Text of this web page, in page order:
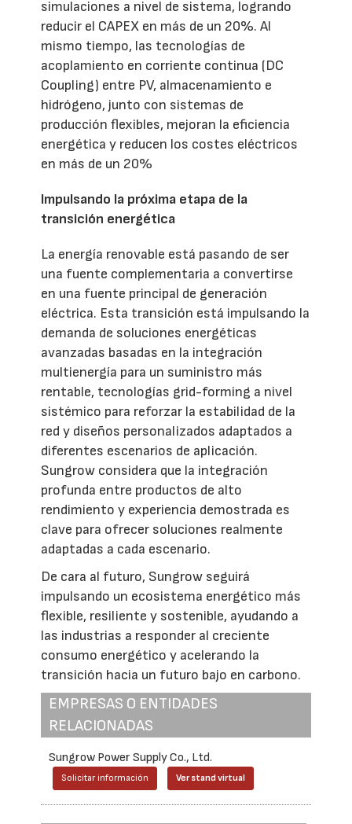
simulaciones a nivel de sistema, logrando
reducir el CAPEX en más de un 20%. Al
mismo tiempo, las tecnologías de
acoplamiento en corriente continua (DC
Coupling) entre PV, almacenamiento e
hidrógeno, junto con sistemas de
producción flexibles, mejoran la eficiencia
energética y reducen los costes eléctricos
en más de un 20%
Impulsando la próxima etapa de la
transición energética
La energía renovable está pasando de ser
una fuente complementaria a convertirse
en una fuente principal de generación
eléctrica. Esta transición está impulsando la
demanda de soluciones energéticas
avanzadas basadas en la integración
multienergía para un suministro más
rentable, tecnologías grid-forming a nivel
sistémico para reforzar la estabilidad de la
red y diseños personalizados adaptados a
diferentes escenarios de aplicación.
Sungrow considera que la integración
profunda entre productos de alto
rendimiento y experiencia demostrada es
clave para ofrecer soluciones realmente
adaptadas a cada escenario.
De cara al futuro, Sungrow seguirá
impulsando un ecosistema energético más
flexible, resiliente y sostenible, ayudando a
las industrias a responder al creciente
consumo energético y acelerando la
transición hacia un futuro bajo en carbono.
EMPRESAS O ENTIDADES
RELACIONADAS
Sungrow Power Supply Co., Ltd.
Solicitar información Ver stand virtual